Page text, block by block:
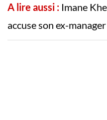
A lire aussi : Imane
accuse son ex-